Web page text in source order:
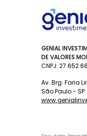
GENIAL
DE VALORES
CNPJ:
Av. Brg. Faria
São Paulo - SP